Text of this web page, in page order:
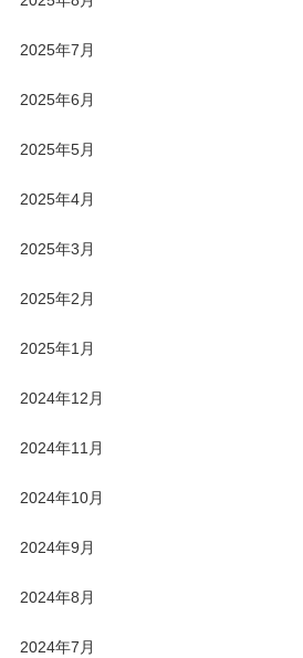
2025年7月
2025年6月
2025年5月
2025年4月
2025年3月
2025年2月
2025年1月
2024年12月
2024年11月
2024年10月
2024年9月
2024年8月
2024年7月